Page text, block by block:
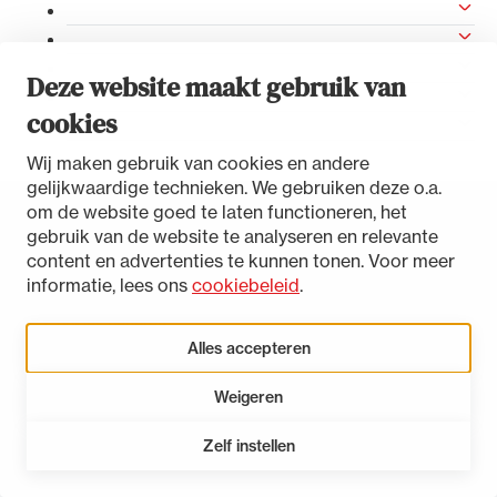
Deze website maakt gebruik van
cookies
Wij maken gebruik van cookies en andere
gelijkwaardige technieken. We gebruiken deze o.a.
om de website goed te laten functioneren, het
gebruik van de website te analyseren en relevante
content en advertenties te kunnen tonen. Voor meer
informatie, lees ons cookiebeleid.
Alles accepteren
Weigeren
Zelf instellen
Besluit subsidieplafond 2019
Besluit subsidieplafond 2018
Toegankelijkheidsverklaring
Disclaimer
Privacystatement
Cookies beheren
Uitgelicht
Alle wet- en regelgeving voor de advocatuur.
Van de Advocatenwet tot de Verordening op
de advocatuur (Voda) en de Regeling op de